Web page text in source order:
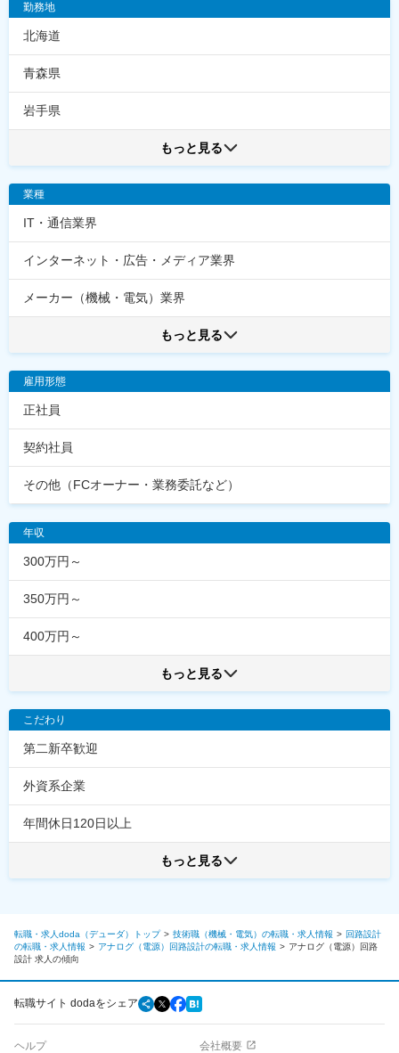
勤務地
北海道
青森県
岩手県
もっと見る
業種
IT・通信業界
インターネット・広告・メディア業界
メーカー（機械・電気）業界
もっと見る
雇用形態
正社員
契約社員
その他（FCオーナー・業務委託など）
年収
300万円～
350万円～
400万円～
もっと見る
こだわり
第二新卒歓迎
外資系企業
年間休日120日以上
もっと見る
転職・求人doda（デューダ）トップ 技術職（機械・電気）の転職・求人情報
回路設計
の転職・求人情報
アナログ（電源）回路設計の転職・求人情報
アナログ（電源）回路
設計 求人の傾向
転職サイト dodaをシェア
ヘルプ 会社概要